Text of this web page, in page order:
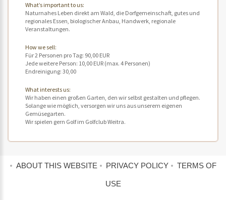
What’s important to us:
Naturnahes Leben direkt am Wald, die Dorfgemeinschaft, gutes und
regionales Essen, biologischer Anbau, Handwerk, regionale
Veranstaltungen.
How we sell:
Für 2 Personen pro Tag: 90,00 EUR
Jede weitere Person: 10,00 EUR (max. 4 Personen)
Endreinigung: 30,00
What interests us:
Wir haben einen großen Garten, den wir selbst gestalten und pflegen.
Solange wie möglich, versorgen wir uns aus unserem eigenen
Gemüsegarten.
Wir spielen gern Golf im Golfclub Weitra.
ABOUT THIS WEBSITE PRIVACY POLICY TERMS OF
USE